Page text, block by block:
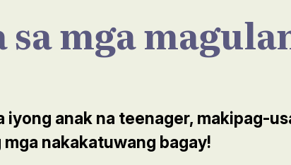
mga
iyong anak na teenager, makipag-
nakakatuwang bagay!